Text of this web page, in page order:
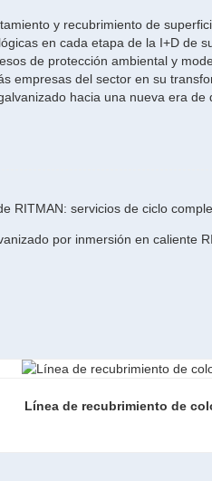
y recubrimiento de
en cada etapa de la I+D de
de protección ambiental y
empresas del sector en su
hacia una nueva era de
RITMAN: servicios de ciclo
por inmersión en caliente
Línea de recubrimiento de